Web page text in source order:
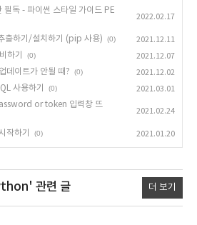
필독 - 파이썬 스타일 가이드 PE
2022.02.17
출하기/설치하기 (pip 사용) (0)
2021.12.11
하기
(0)
2021.12.07
데이트가 안될 때?
(0)
2021.12.02
사용하기
(0)
2021.03.01
or token 입력창 뜨
2021.02.24
작하기 (0) 2021.01.20
관련 글 더 보기